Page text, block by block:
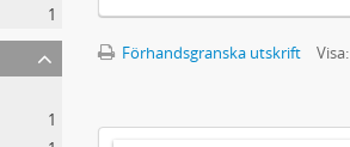
1
1
Förhandsgranska utskrift
Visa: